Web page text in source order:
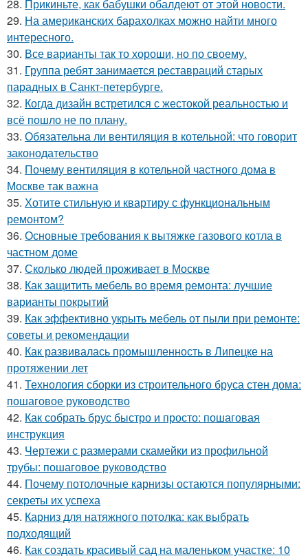
28. Прикиньте, как бабушки обалдеют от этой новости.
29. На американских барахолках можно найти много
интересного.
30. Все варианты так то хороши, но по своему.
31. Группа ребят занимается реставраций старых
парадных в Санкт-петербурге.
32. Когда дизайн встретился с жестокой реальностью и
всё пошло не по плану.
33. Обязательна ли вентиляция в котельной: что говорит
законодательство
34. Почему вентиляция в котельной частного дома в
Москве так важна
35. Хотите стильную и квартиру с функциональным
ремонтом?
36. Основные требования к вытяжке газового котла в
частном доме
37. Сколько людей проживает в Москве
38. Как защитить мебель во время ремонта: лучшие
варианты покрытий
39. Как эффективно укрыть мебель от пыли при ремонте:
советы и рекомендации
40. Как развивалась промышленность в Липецке на
протяжении лет
41. Технология сборки из строительного бруса стен дома:
пошаговое руководство
42. Как собрать брус быстро и просто: пошаговая
инструкция
43. Чертежи с размерами скамейки из профильной
трубы: пошаговое руководство
44. Почему потолочные карнизы остаются популярными:
секреты их успеха
45. Карниз для натяжного потолка: как выбрать
подходящий
46. Как создать красивый сад на маленьком участке: 10